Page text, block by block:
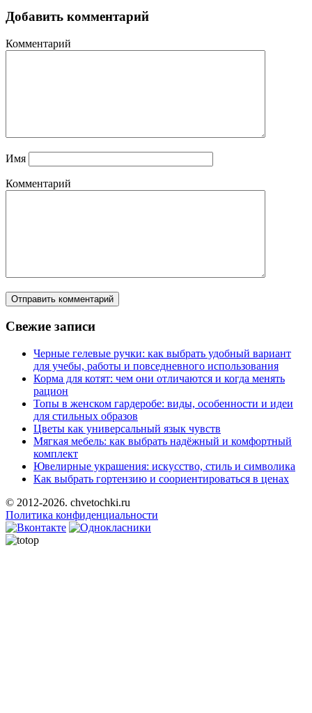
Добавить комментарий
Комментарий
Имя
Комментарий
Свежие записи
Черные гелевые ручки: как выбрать удобный вариант
для учебы, работы и повседневного использования
Корма для котят: чем они отличаются и когда менять
рацион
Топы в женском гардеробе: виды, особенности и идеи
для стильных образов
Цветы как универсальный язык чувств
Мягкая мебель: как выбрать надёжный и комфортный
комплект
Ювелирные украшения: искусство, стиль и символика
Как выбрать гортензию и соориентироваться в ценах
© 2012-2026. chvetochki.ru
Политика конфиденциальности